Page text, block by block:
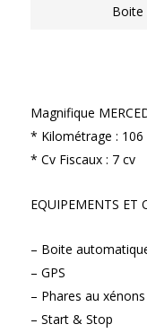
Boite
Magnifique
* Kilométrage : 106
* Cv Fiscaux : 7 cv
EQUIPEMENTS ET
– Boite
– GPS
– Phares au
– Start & Stop